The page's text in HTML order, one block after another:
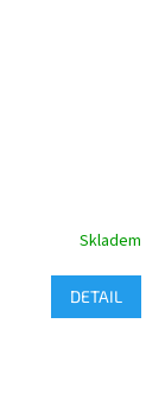
Skladem
DETAIL